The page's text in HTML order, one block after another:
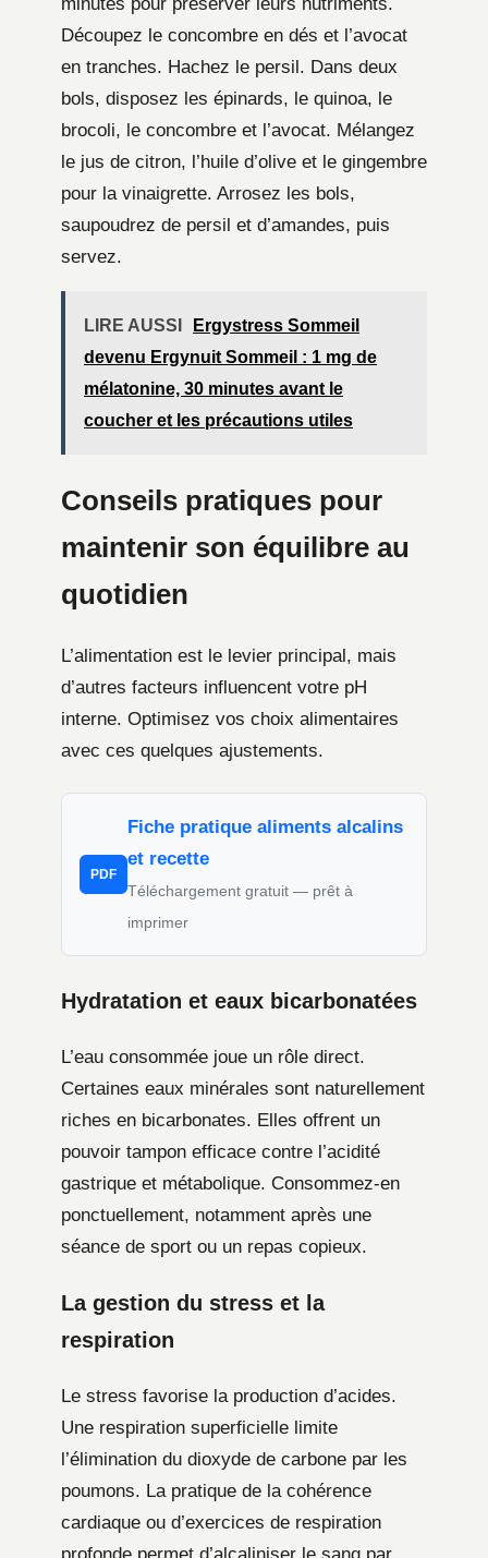
Découpez le concombre en dés et l’avocat
en tranches. Hachez le persil. Dans deux
bols, disposez les épinards, le quinoa, le
brocoli, le concombre et l’avocat. Mélangez
le jus de citron, l’huile d’olive et le gingembre
pour la vinaigrette. Arrosez les bols,
saupoudrez de persil et d’amandes, puis
servez.
LIRE AUSSI
Ergystress Sommeil
devenu Ergynuit Sommeil : 1 mg de
mélatonine, 30 minutes avant le
coucher et les précautions utiles
Conseils pratiques pour
maintenir son équilibre au
quotidien
L’alimentation est le levier principal, mais
d’autres facteurs influencent votre pH
interne. Optimisez vos choix alimentaires
avec ces quelques ajustements.
PDF
Fiche pratique aliments alcalins
et recette
Téléchargement gratuit — prêt à
imprimer
Hydratation et eaux bicarbonatées
L’eau consommée joue un rôle direct.
Certaines eaux minérales sont naturellement
riches en bicarbonates. Elles offrent un
pouvoir tampon efficace contre l’acidité
gastrique et métabolique. Consommez-en
ponctuellement, notamment après une
séance de sport ou un repas copieux.
La gestion du stress et la
respiration
Le stress favorise la production d’acides.
Une respiration superficielle limite
l’élimination du dioxyde de carbone par les
poumons. La pratique de la cohérence
cardiaque ou d’exercices de respiration